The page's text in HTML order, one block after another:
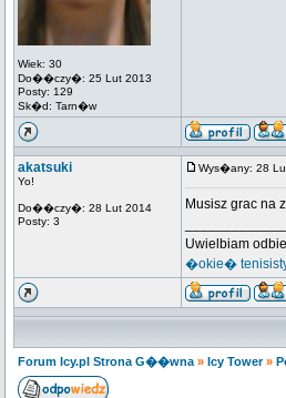
Wiek: 30
Do��czy�: 25 Lut 2013
Posty: 129
Sk�d: Tarn�w
akatsuki
Yo!
Do��czy�: 28 Lut 2014
Posty: 3
Wys�any: 28
Musisz grac na
Uwielbiam
�okie�
Forum Icy.pl Strona G��wna » Icy Tower»